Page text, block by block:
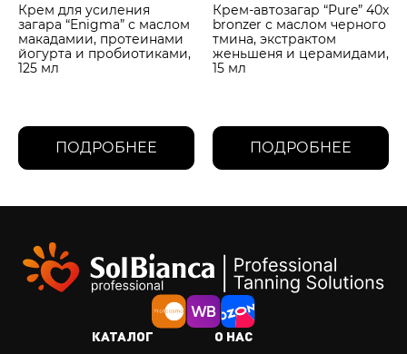
Крем для усиления
загара “Enigma” с маслом
макадамии, протеинами
йогурта и пробиотиками,
125 мл
ПОДРОБНЕЕ
Крем-автозагар “Pure” 40х
bronzer с маслом черного
тмина, экстрактом
женьшеня и церамидами,
15 мл
ПОДРОБНЕЕ
КАТАЛОГ О НАС